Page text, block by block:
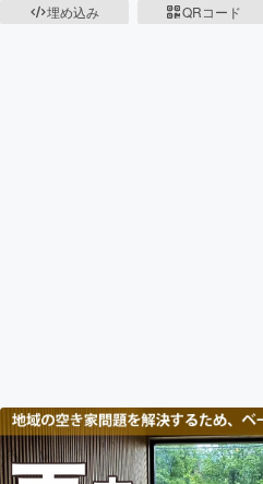
埋め込み
QRコード